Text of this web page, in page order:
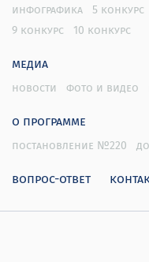
инфографика 5 конкурс
9 конкурс
10 конкурс
медиа
новости фото и видео
о программе
постановление №220
вопрос-ответ